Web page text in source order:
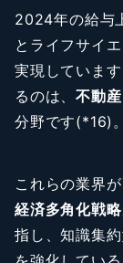
2024年の給与
とライフサイ
実現していま
るのは、不動産
分野です(*16)。
これらの業界
経済多角化戦略
指し、知識集